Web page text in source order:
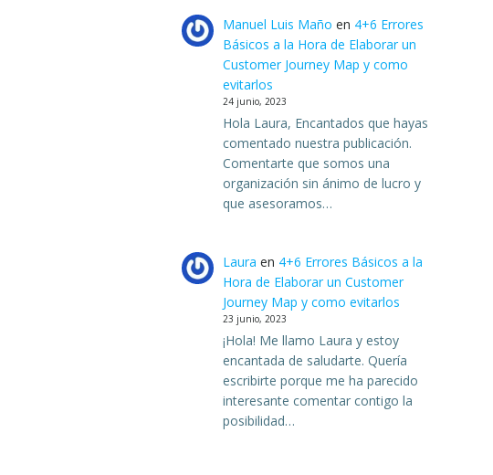
Manuel Luis Maño en 4+6 Errores
Básicos a la Hora de Elaborar un
Customer Journey Map y como
evitarlos
24 junio, 2023
Hola Laura, Encantados que hayas
comentado nuestra publicación.
Comentarte que somos una
organización sin ánimo de lucro y
que asesoramos…
Laura en 4+6 Errores Básicos a la
Hora de Elaborar un Customer
Journey Map y como evitarlos
23 junio, 2023
¡Hola! Me llamo Laura y estoy
encantada de saludarte. Quería
escribirte porque me ha parecido
interesante comentar contigo la
posibilidad…